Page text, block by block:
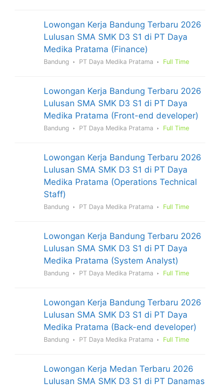
Lowongan Kerja Bandung Terbaru 2026
Lulusan SMA SMK D3 S1 di PT Daya
Medika Pratama (Finance)
Bandung PT Daya Medika Pratama Full Time
Lowongan Kerja Bandung Terbaru 2026
Lulusan SMA SMK D3 S1 di PT Daya
Medika Pratama (Front-end developer)
Bandung PT Daya Medika Pratama Full Time
Lowongan Kerja Bandung Terbaru 2026
Lulusan SMA SMK D3 S1 di PT Daya
Medika Pratama (Operations Technical
Staff)
Bandung PT Daya Medika Pratama Full Time
Lowongan Kerja Bandung Terbaru 2026
Lulusan SMA SMK D3 S1 di PT Daya
Medika Pratama (System Analyst)
Bandung PT Daya Medika Pratama Full Time
Lowongan Kerja Bandung Terbaru 2026
Lulusan SMA SMK D3 S1 di PT Daya
Medika Pratama (Back-end developer)
Bandung PT Daya Medika Pratama Full Time
Lowongan Kerja Medan Terbaru 2026
Lulusan SMA SMK D3 S1 di PT Danamas